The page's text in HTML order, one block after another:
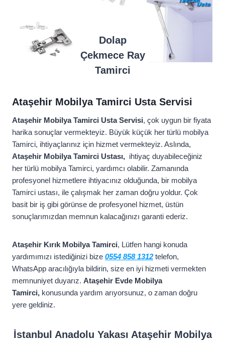
Dolap
Çekmece Ray
Tamirci
Ataşehir Mobilya Tamirci Usta Servisi
Ataşehir Mobilya Tamirci Usta Servisi, çok uygun bir fiyata
harika sonuçlar vermekteyiz. Büyük küçük her türlü mobilya
Tamirci, ihtiyaçlarınız için hizmet vermekteyiz. Aslında,
Ataşehir Mobilya Tamirci Ustası, ihtiyaç duyabileceğiniz
her türlü mobilya Tamirci, yardımcı olabilir. Zamanında
profesyonel hizmetlere ihtiyacınız olduğunda, bir mobilya
Tamirci ustası, ile çalışmak her zaman doğru yoldur. Çok
basit bir iş gibi görünse de profesyonel hizmet, üstün
sonuçlarımızdan memnun kalacağınızı garanti ederiz.
Ataşehir Kırık Mobilya Tamirci, Lütfen hangi konuda
yardımımızı istediğinizi bize 0554 858 1312 telefon,
WhatsApp aracılığıyla bildirin, size en iyi hizmeti vermekten
memnuniyet duyarız. Ataşehir Evde Mobilya
Tamirci, konusunda yardım arıyorsunuz, o zaman doğru
yere geldiniz.
İstanbul Anadolu Yakası Ataşehir Mobilya